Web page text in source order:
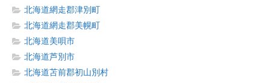
北海道網走郡津別町
北海道網走郡美幌町
北海道美唄市
北海道芦別市
北海道苫前郡初山別村